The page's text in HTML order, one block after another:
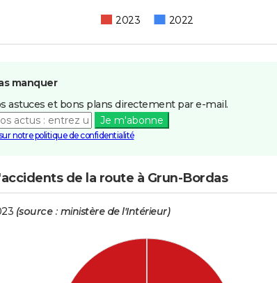
2023 2022
manquer
astuces et bons plans directement par e-mail.
Je m'abonne
notre politique de confidentialité
de la route à Grun-Bordas
(source : ministère de l'Intérieur)